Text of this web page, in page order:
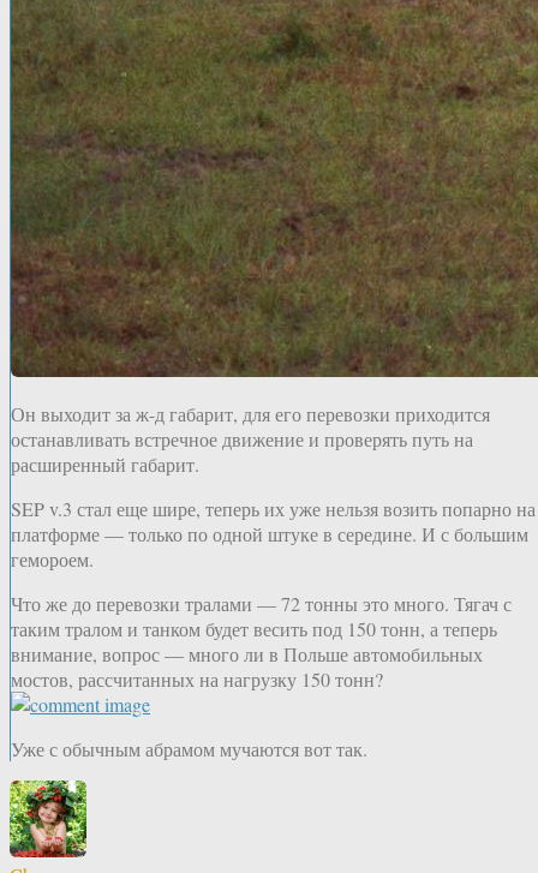
Он выходит за ж-д габарит, для его перевозки приходится
останавливать встречное движение и проверять путь на
расширенный габарит.
SEP v.3 стал еще шире, теперь их уже нельзя возить попарно на
платформе — только по одной штуке в середине. И с большим
гемороем.
Что же до перевозки тралами — 72 тонны это много. Тягач с
таким тралом и танком будет весить под 150 тонн, а теперь
внимание, вопрос — много ли в Польше автомобильных
мостов, рассчитанных на нагрузку 150 тонн?
Уже с обычным абрамом мучаются вот так.